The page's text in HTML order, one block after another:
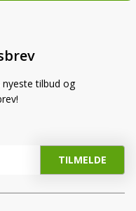
tilbud og